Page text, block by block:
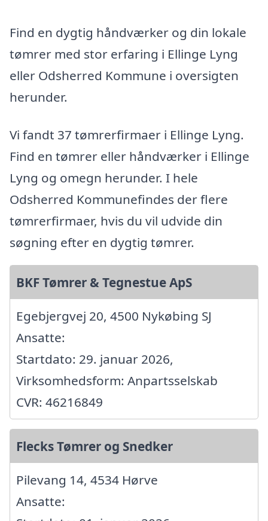
Find en dygtig håndværker og din lokale
tømrer med stor erfaring i Ellinge Lyng
eller Odsherred Kommune i oversigten
herunder.
Vi fandt 37 tømrerfirmaer i Ellinge Lyng.
Find en tømrer eller håndværker i Ellinge
Lyng og omegn herunder. I hele
Odsherred Kommunefindes der flere
tømrerfirmaer, hvis du vil udvide din
søgning efter en dygtig tømrer.
BKF Tømrer & Tegnestue ApS
Egebjergvej 20, 4500 Nykøbing SJ
Ansatte:
Startdato: 29. januar 2026,
Virksomhedsform: Anpartsselskab
CVR: 46216849
Flecks Tømrer og Snedker
Pilevang 14, 4534 Hørve
Ansatte: